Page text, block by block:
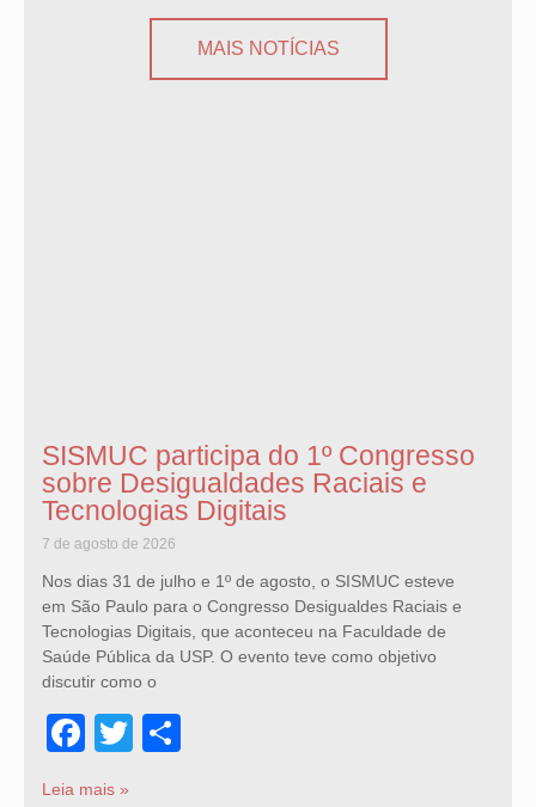
MAIS NOTÍCIAS
SISMUC participa do 1º Congresso
sobre Desigualdades Raciais e
Tecnologias Digitais
7 de agosto de 2026
Nos dias 31 de julho e 1º de agosto, o SISMUC esteve
em São Paulo para o Congresso Desigualdes Raciais e
Tecnologias Digitais, que aconteceu na Faculdade de
Saúde Pública da USP. O evento teve como objetivo
discutir como o
Facebook
Twitter
Leia mais »